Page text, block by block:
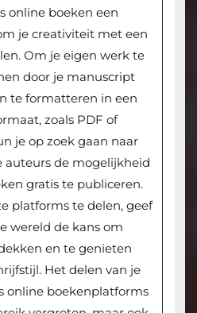
online boeken een
je creativiteit met een
Om je eigen werk te
door je manuscript
te formatteren in een
zoals PDF of
je op zoek gaan naar
auteurs de mogelijkheid
gratis te publiceren.
platforms te delen, geef
wereld de kans om
en te genieten
Het delen van je
online boekenplatforms